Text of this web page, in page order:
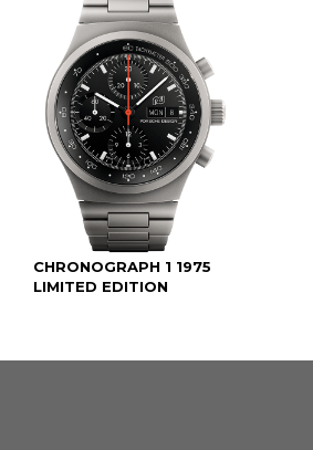
CHRONOGRAPH 1 1975
LIMITED EDITION